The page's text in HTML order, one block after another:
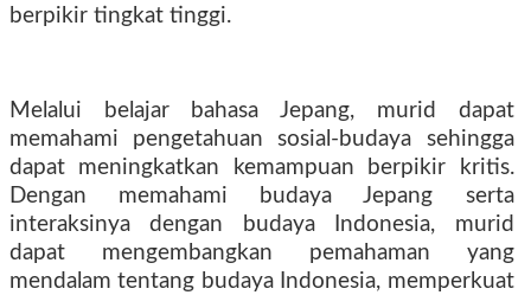
berpikir tingkat tinggi.
Melalui belajar bahasa Jepang, murid dapat
memahami pengetahuan sosial-budaya sehingga
dapat meningkatkan kemampuan berpikir kritis.
Dengan memahami budaya Jepang serta
interaksinya dengan budaya Indonesia, murid
dapat mengembangkan pemahaman yang
mendalam tentang budaya Indonesia, memperkuat